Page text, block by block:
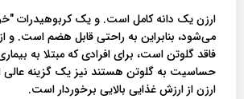
ارزن یک دانه کامل است. و یک
می‌شود، بنابراین به راحتی قابل هضم است. و از
فاقد گلوتن است، برای افرادی که مبتلا به
حساسیت به گلوتن هستند نیز یک گزینه عالی
ارزن از ارزش غذایی بالایی برخوردار است.